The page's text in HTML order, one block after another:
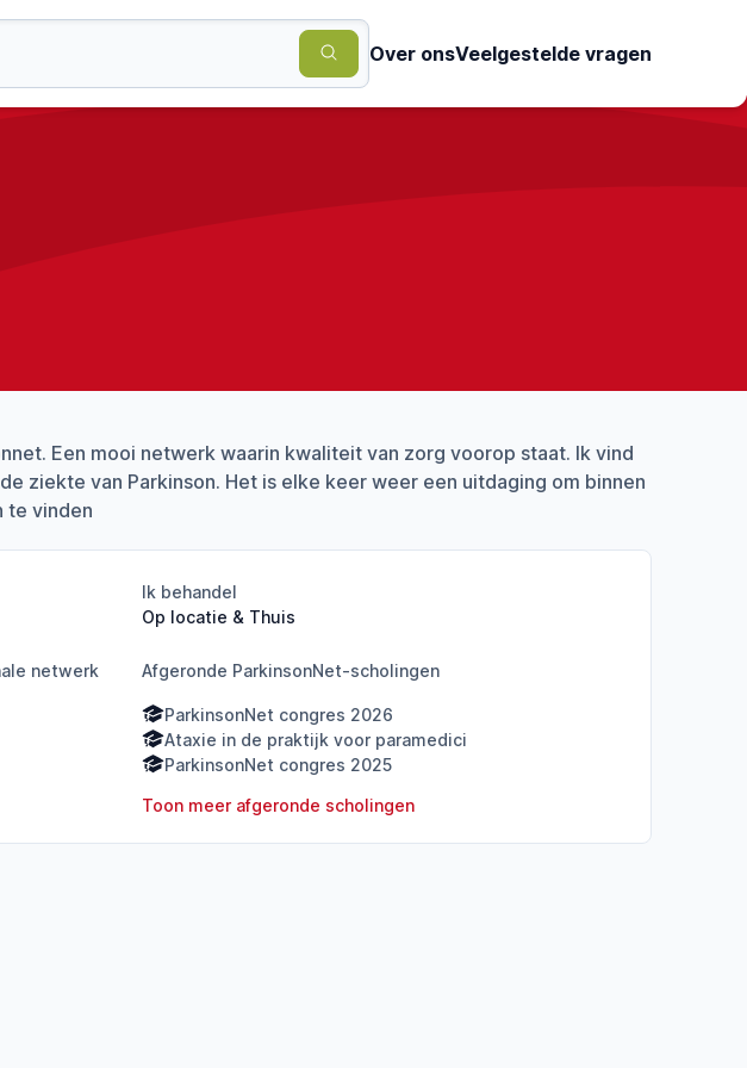
Over onsVeelgestelde vragen
Een mooi netwerk waarin kwaliteit van zorg voorop staat. Ik vind
ziekte van Parkinson. Het is elke keer weer een uitdaging om binnen
te vinden
Ik behandel
Op locatie & Thuis
netwerk
Afgeronde ParkinsonNet-scholingen
ParkinsonNet congres 2026
Ataxie in de praktijk voor paramedici
ParkinsonNet congres 2025
Toon meer afgeronde scholingen